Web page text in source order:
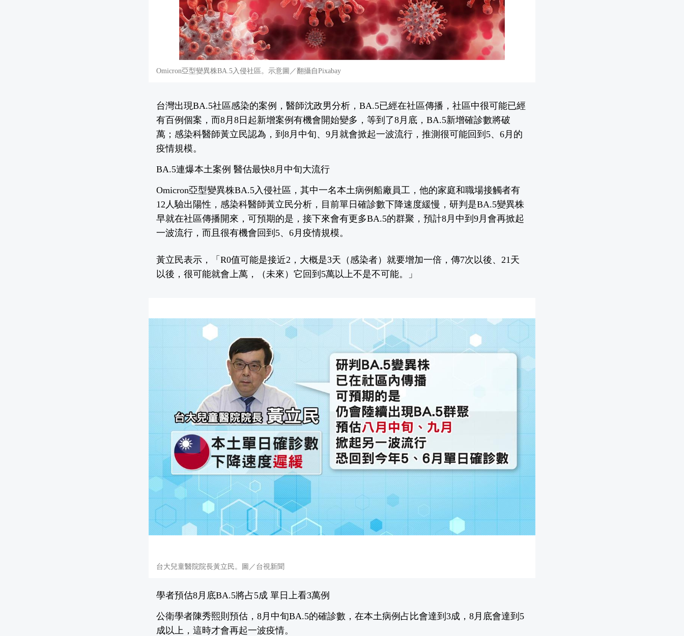
Omicron亞型變異株BA.5入侵社區。示意圖／翻攝自Pixabay
台灣出現BA.5社區感染的案例，醫師沈政男分析，BA.5已經在社區傳播，社區中很可能已經
有百例個案，而8月8日起新增案例有機會開始變多，等到了8月底，BA.5新增確診數將破
萬；感染科醫師黃立民認為，到8月中旬、9月就會掀起一波流行，推測很可能回到5、6月的
疫情規模。
BA.5連爆本土案例 醫估最快8月中旬大流行
Omicron亞型變異株BA.5入侵社區，其中一名本土病例船廠員工，他的家庭和職場接觸者有
12人驗出陽性，感染科醫師黃立民分析，目前單日確診數下降速度緩慢，研判是BA.5變異株
早就在社區傳播開來，可預期的是，接下來會有更多BA.5的群聚，預計8月中到9月會再掀起
一波流行，而且很有機會回到5、6月疫情規模。
黃立民表示，「R0值可能是接近2，大概是3天（感染者）就要增加一倍，傳7次以後、21天
以後，很可能就會上萬，（未來）它回到5萬以上不是不可能。」
台大兒童醫院院長黃立民。圖／台視新聞
學者預估8月底BA.5將占5成 單日上看3萬例
公衛學者陳秀熙則預估，8月中旬BA.5的確診數，在本土病例占比會達到3成，8月底會達到5
成以上，這時才會再起一波疫情。